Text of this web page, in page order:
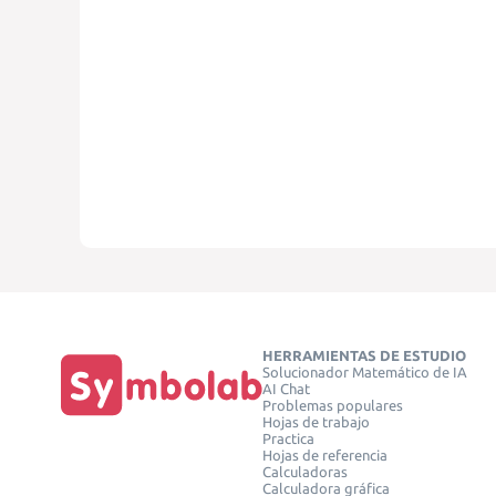
HERRAMIENTAS DE ESTUDIO
Solucionador Matemático de IA
AI Chat
Problemas populares
Hojas de trabajo
Practica
Hojas de referencia
Calculadoras
Calculadora gráfica